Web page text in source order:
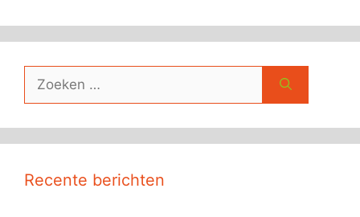
naar:
Recente berichten